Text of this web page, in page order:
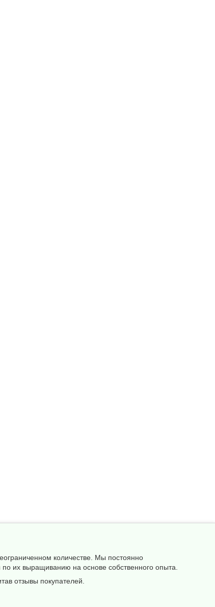
количестве. Мы постоянно
их выращиванию на основе собственного опыта.
отзывы покупателей.